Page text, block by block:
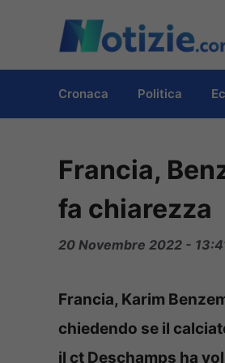
contenuto
Cronaca Politica
Francia,
fa chiarezza
20 Novembre 2022 -
Francia, Karim
chiedendo se il
il ct Deschamps ha